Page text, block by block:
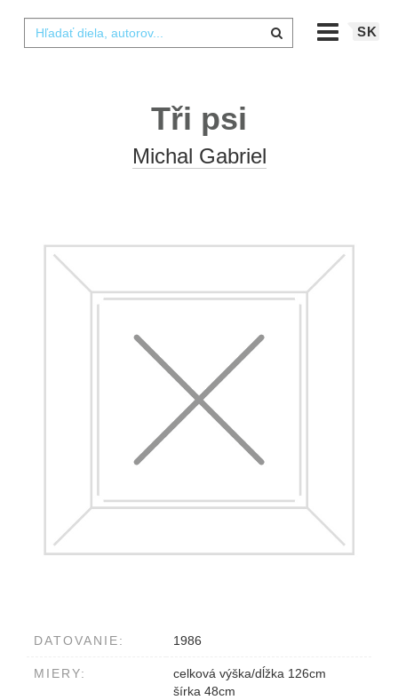
SK
Tři psi
Michal Gabriel
DATOVANIE: 1986
MIERY:
celková výška/dĺžka 126cm
šírka 48cm